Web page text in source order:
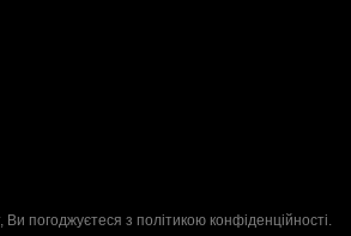
погоджуєтеся з політикою конфіденційності.